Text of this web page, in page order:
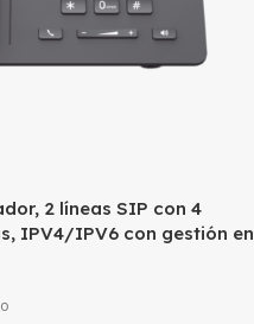
2 líneas SIP con 4
IPV4/IPV6 con gestión en